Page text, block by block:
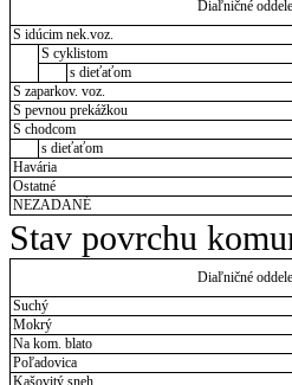
Diaľničné
S idúcim nek.voz.
S cyklistom
s dieťaťom
S zaparkov. voz.
S pevnou prekážkou
S chodcom
s dieťaťom
Havária
Ostatné
NEZADANÉ
Stav povrchu
Diaľničné
Suchý
Mokrý
Na kom. blato
Poľadovica
Kašovitý sneh